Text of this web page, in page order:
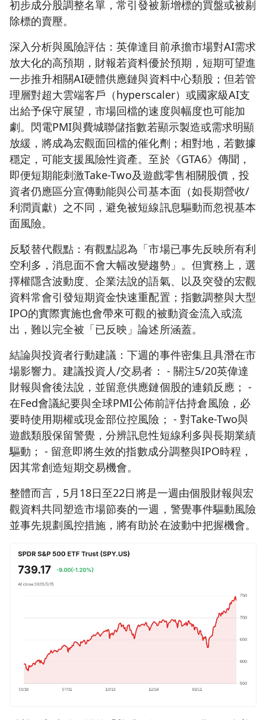
初步成分股調整名單，常引發被新增標的買盤或被剔
除標的賣壓。
深入分析與風險評估：英偉達目前承擔市場對AI需求
放大化的高預期，財報若資料優於預期，短期可望進
一步推升相關AI硬體供應鏈與資料中心類股；但若管
理層對超大雲端客戶（hyperscaler）或國家級AI支
出給予保守展望，市場回檔的速度與幅度也可能加
劇。閃電PMI與費城聯儲指數若顯示製造或需求明顯
放緩，將成為宏觀面回檔的催化劑；相對地，若數據
穩定，可能支援風險性資產。至於《GTA6》傳聞，
即便短期能刺激Take-Two及遊戲零售相關股價，投
資者仍應區分宣傳動能與公司基本面（如長期營收/
利潤貢獻）之不同，避免被短線訊息驅動而忽視基本
面風險。
反駁替代觀點：有觀點認為「市場已事先反映所有利
空利多，消息面不會大幅改變趨勢」。但實務上，選
擇權隱含波動度、企業法說的語氣、以及突發的宏觀
資料常會引發短期資金快速重配置；指數調整與大型
IPO的實際實施也會帶來可觀的被動資金流入或流
出，難以完全被「已反映」論述所涵蓋。
結論與投資者行動建議：下週的事件密集且具潛在市
場影響力。建議投資人/交易者： - 關注5/20英偉達
財報與會後法說，並留意供應鏈個股的連鎖反應； -
在Fed會議紀要與全球PMI公佈前評估持倉風險，必
要時使用期權或現金部位控風險； - 對Take-Two與
遊戲類股保留警覺，分辨訊息性短線利多與長期業績
驅動； - 留意即將生效的指數成分調整與IPO時程，
因其常創造短期交易機會。
整體而言，5月18日至22日將是一週由個股財報與宏
觀資料共同塑造市場節奏的一週，警覺事件驅動風險
並事先規劃風控措施，將有助於在波動中把握機會。